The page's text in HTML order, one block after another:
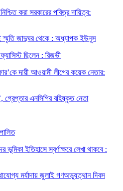
করা সরকারের পবিত্র দায়িত্ব:
স্মৃতি জাদুঘর থেকে : অধ্যাপক ইউনূস
ছিলেন : রিজভী
দায়ী আওয়ামী লীগের কয়েক নেতার:
গ্রেপ্তার এনসিপির বহিষ্কৃত নেতা
ইতিহাসে স্বর্ণাক্ষরে লেখা থাকবে :
মর্যাদায় জুলাই গণঅভ্যুত্থান দিবস